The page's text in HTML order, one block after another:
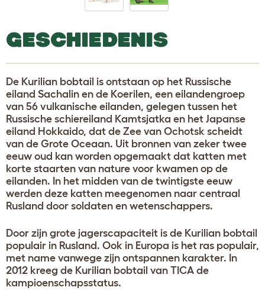
GESCHIEDENIS
De Kurilian bobtail is ontstaan op het Russische
eiland Sachalin en de Koerilen, een eilandengroep
van 56 vulkanische eilanden, gelegen tussen het
Russische schiereiland Kamtsjatka en het Japanse
eiland Hokkaido, dat de Zee van Ochotsk scheidt
van de Grote Oceaan. Uit bronnen van zeker twee
eeuw oud kan worden opgemaakt dat katten met
korte staarten van nature voor kwamen op de
eilanden. In het midden van de twintigste eeuw
werden deze katten meegenomen naar centraal
Rusland door soldaten en wetenschappers.
Door zijn grote jagerscapaciteit is de Kurilian bobtail
populair in Rusland. Ook in Europa is het ras populair,
met name vanwege zijn ontspannen karakter. In
2012 kreeg de Kurilian bobtail van TICA de
kampioenschapsstatus.